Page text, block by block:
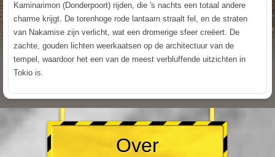
Kaminarimon (Donderpoort) rijden, die 's nachts een totaal andere
charme krijgt. De torenhoge rode lantaarn straalt fel, en de straten
van Nakamise zijn verlicht, wat een dromerige sfeer creëert. De
zachte, gouden lichten weerkaatsen op de architectuur van de
tempel, waardoor het een van de meest verbluffende uitzichten in
Tokio is.
Over